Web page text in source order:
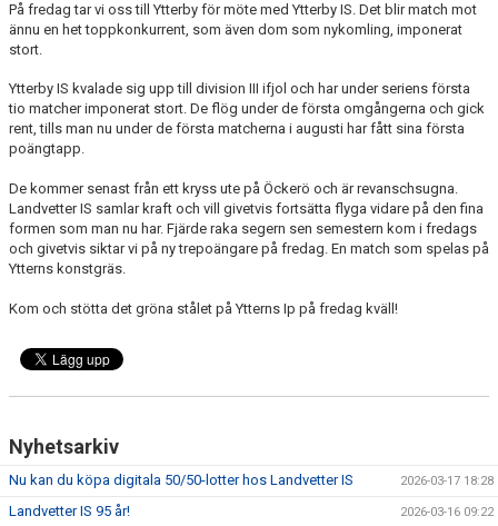
På fredag tar vi oss till Ytterby för möte med Ytterby IS. Det blir match mot
ännu en het toppkonkurrent, som även dom som nykomling, imponerat
stort.
Ytterby IS kvalade sig upp till division III ifjol och har under seriens första
tio matcher imponerat stort. De flög under de första omgångerna och gick
rent, tills man nu under de första matcherna i augusti har fått sina första
poängtapp.
De kommer senast från ett kryss ute på Öckerö och är revanschsugna.
Landvetter IS samlar kraft och vill givetvis fortsätta flyga vidare på den fina
formen som man nu har. Fjärde raka segern sen semestern kom i fredags
och givetvis siktar vi på ny trepoängare på fredag. En match som spelas på
Ytterns konstgräs.
Kom och stötta det gröna stålet på Ytterns Ip på fredag kväll!
Nyhetsarkiv
Nu kan du köpa digitala 50/50-lotter hos Landvetter IS 2026-03-17 18:28
Landvetter IS 95 år! 2026-03-16 09:22